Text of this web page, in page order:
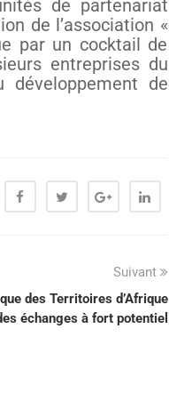
de partenariat
de l’association «
par un cocktail de
entreprises du
de
Suivant
des Territoires d’Afrique
échanges à fort potentiel